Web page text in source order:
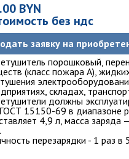
BYN
без ндс
заявку на
порошковый,
(класс пожара А),
складах,
должны
15150-69 в диапазоне
4,9 л, масса заряда
перезарядки - 1 раз в